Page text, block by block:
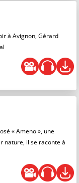
à Avignon, Gérard
« Ameno », une
nature, il se raconte à